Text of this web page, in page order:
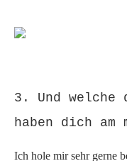
3. Und welche
haben dich
Ich hole mir sehr gerne